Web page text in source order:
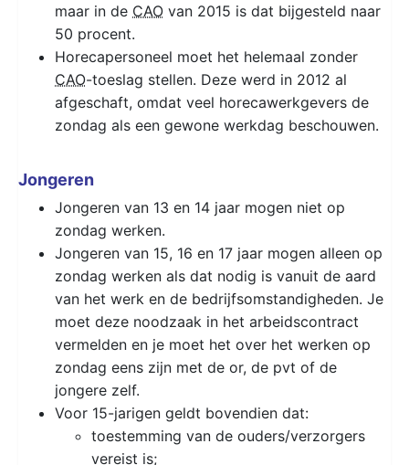
maar in de CAO van 2015 is dat bijgesteld naar
50 procent.
Horecapersoneel moet het helemaal zonder
CAO-toeslag stellen. Deze werd in 2012 al
afgeschaft, omdat veel horecawerkgevers de
zondag als een gewone werkdag beschouwen.
Jongeren
Jongeren van 13 en 14 jaar mogen niet op
zondag werken.
Jongeren van 15, 16 en 17 jaar mogen alleen op
zondag werken als dat nodig is vanuit de aard
van het werk en de bedrijfsomstandigheden. Je
moet deze noodzaak in het arbeidscontract
vermelden en je moet het over het werken op
zondag eens zijn met de or, de pvt of de
jongere zelf.
Voor 15-jarigen geldt bovendien dat:
toestemming van de ouders/verzorgers
vereist is;